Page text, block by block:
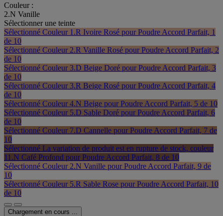
Couleur :
2.N Vanille
Sélectionner une teinte
Sélectionné Couleur 1.R Ivoire Rosé pour Poudre Accord Parfait, 1
de 10
Sélectionné Couleur 2.R Vanille Rosé pour Poudre Accord Parfait, 2
de 10
Sélectionné Couleur 3.D Beige Doré pour Poudre Accord Parfait, 3
de 10
Sélectionné Couleur 3.R Beige Rosé pour Poudre Accord Parfait, 4
de 10
Sélectionné Couleur 4.N Beige pour Poudre Accord Parfait, 5 de 10
Sélectionné Couleur 5.D Sable Doré pour Poudre Accord Parfait, 6
de 10
Sélectionné Couleur 7.D Cannelle pour Poudre Accord Parfait, 7 de
10
Sélectionné La variation de produit est en rupture de stock, couleur
11.N Café Profond pour Poudre Accord Parfait, 8 de 10
Sélectionné Couleur 2.N Vanille pour Poudre Accord Parfait, 9 de
10
Sélectionné Couleur 5.R Sable Rose pour Poudre Accord Parfait, 10
de 10
Chargement en cours ...